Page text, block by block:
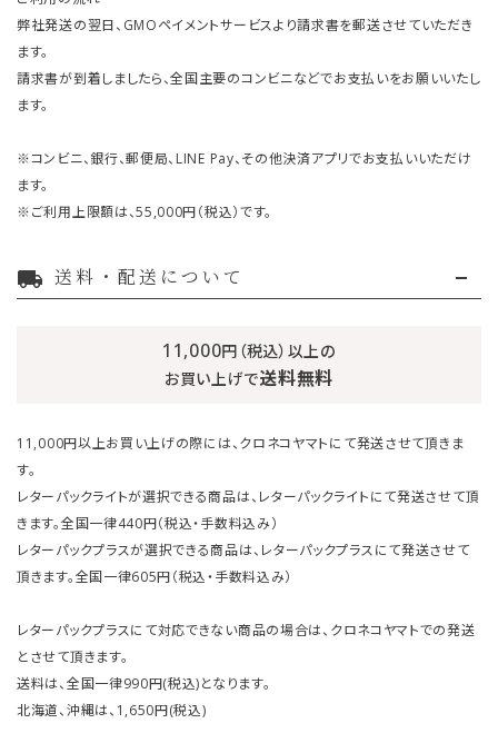
弊社発送の翌日、GMOペイメントサービスより請求書を郵送させていただき
ます。
請求書が到着しましたら、全国主要のコンビニなどでお支払いをお願いいたし
ます。
※コンビニ、銀行、郵便局、LINE Pay、その他決済アプリでお支払いいただけ
ます。
※ご利用上限額は、55,000円（税込）です。
local_shipping 送料・配送について
11,000円（税込）以上の
お買い上げで送料無料
11,000円以上お買い上げの際には、クロネコヤマトにて発送させて頂きま
す。
レターパックライトが選択できる商品は、レターパックライトにて発送させて頂
きます。全国一律440円（税込・手数料込み）
レターパックプラスが選択できる商品は、レターパックプラスにて発送させて
頂きます。全国一律605円（税込・手数料込み）
レターパックプラスにて対応できない商品の場合は、クロネコヤマトでの発送
とさせて頂きます。
送料は、全国一律990円(税込)となります。
北海道、沖縄は、1,650円(税込)